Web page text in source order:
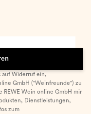
auf Widerruf ein,
GmbH ("Weinfreunde") zu
REWE Wein online GmbH mir
Dienstleistungen,
zum